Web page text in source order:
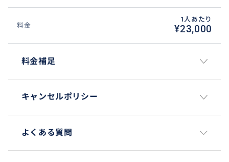
料金
1人あたり
¥23,000
料金補足
キャンセルポリシー
よくある質問